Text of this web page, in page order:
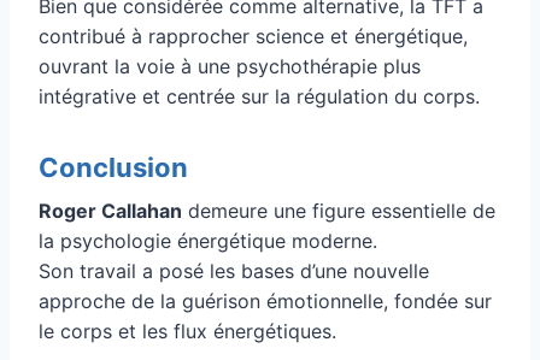
Bien que considérée comme alternative, la TFT a
contribué à rapprocher science et énergétique,
ouvrant la voie à une psychothérapie plus
intégrative et centrée sur la régulation du corps.
Conclusion
Roger Callahan demeure une figure essentielle de
la psychologie énergétique moderne.
Son travail a posé les bases d’une nouvelle
approche de la guérison émotionnelle, fondée sur
le corps et les flux énergétiques.